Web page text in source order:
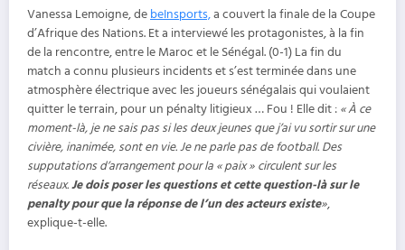
Vanessa Lemoigne, de beInsports,a couvert la finale de la Coupe
d’Afrique des Nations. Et a interviewé les protagonistes, à la fin
de la rencontre, entre le Maroc et le Sénégal. (0-1) La fin du
match a connu plusieurs incidents et s’est terminée dans une
atmosphère électrique avec les joueurs sénégalais qui voulaient
quitter le terrain, pour un pénalty litigieux … Fou ! Elle dit : « À ce
moment-là, je ne sais pas si les deux jeunes que j’ai vu sortir sur une
civière, inanimée, sont en vie. Je ne parle pas de football. Des
supputations d’arrangement pour la « paix » circulent sur les
réseaux.Je dois poser les questions et cette question-là sur le
penalty pour que la réponse de l’un des acteurs existe»,
explique-t-elle.